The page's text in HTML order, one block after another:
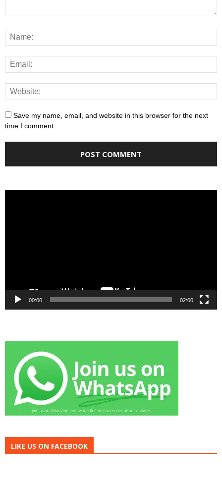
Save my name, email, and website in this browser for the next
time I comment.
00:00 02:00
LIKE US ON FACEBOOK